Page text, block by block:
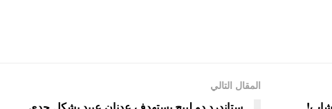
المقال التالي